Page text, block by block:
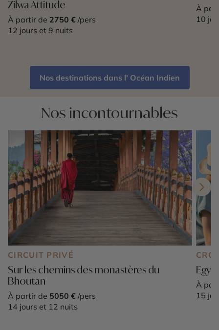
Zilwa Attitude
À partir de 2750 € /pers
12 jours et 9 nuits
À
10
Nos destinations dans l' Océan Indien
Nos incontournables
CIRCUIT PRIVÉ
Sur les chemins des monastères du
Bhoutan
À partir de 5050 € /pers
14 jours et 12 nuits
À
15